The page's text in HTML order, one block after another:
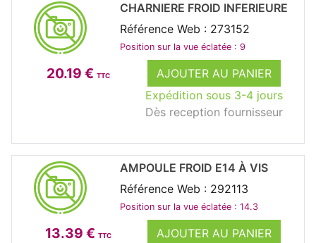
20.19 € TTC
AJOUTER AU PANIER
Expédition sous 3-4 jours
Dès reception fournisseur
CHARNIERE FROID INFERIEURE
Référence Web : 273152
Position sur la vue éclatée : 9
13.39 € TTC
AJOUTER AU PANIER
AMPOULE FROID E14 À VIS
Référence Web : 292113
Position sur la vue éclatée : 14.3